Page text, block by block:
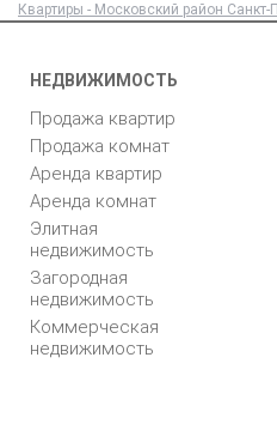
Квартиры - Московский район Санкт-
НЕДВИЖИМОСТЬ
Продажа квартир
Продажа комнат
Аренда квартир
Аренда комнат
Элитная
недвижимость
Загородная
недвижимость
Коммерческая
недвижимость